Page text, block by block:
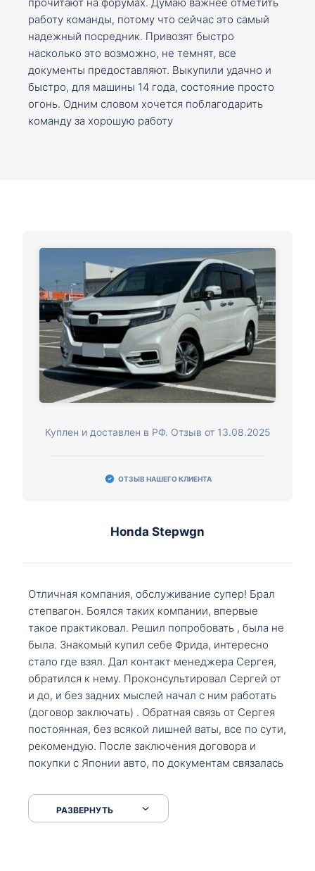
работу команды, потому что сейчас это самый
надежный посредник. Привозят быстро
насколько это возможно, не темнят, все
документы предоставляют. Выкупили удачно и
быстро, для машины 14 года, состояние просто
огонь. Одним словом хочется поблагодарить
команду за хорошую работу
Куплен и доставлен в РФ. Отзыв от 13.08.2025
ОТЗЫВ НАШЕГО КЛИЕНТА
Honda Stepwgn
Отличная компания, обслуживание супер! Брал
степвагон. Боялся таких компании, впервые
такое практиковал. Решил попробовать , была не
была. Знакомый купил себе Фрида, интересно
стало где взял. Дал контакт менеджера Сергея,
обратился к нему. Проконсультировал Сергей от
и до, и без задних мыслей начал с ним работать
(договор заключать) . Обратная связь от Сергея
постоянная, без всякой лишней ваты, все по сути,
рекомендую. После заключения договора и
покупки с Японии авто, по документам связалась
что заполнить, куда зайти, образцы и т.д. После
приехал за авто. Меня тепло встретили Сергей с
РАЗВЕРНУТЬ